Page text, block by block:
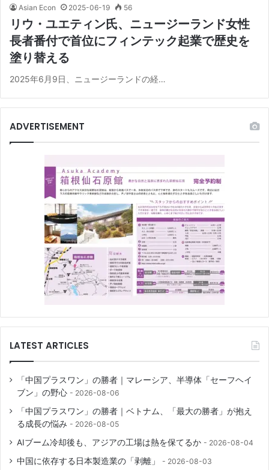
Asian Econ 2025-06-19 56
リウ・ユエティン氏、ニュージーランド女性
長者番付で首位にフィンテック起業で歴史を
塗り替える
2025年6月9日、ニュージーランドの経…
ADVERTISEMENT
LATEST ARTICLES
「中国プラスワン」の勝者｜マレーシア、半導体「セーフヘイ
ブン」の野心
2026-08-06
「中国プラスワン」の勝者｜ベトナム、「最大の勝者」が抱え
る成長の悩み
2026-08-05
AIブーム冷却後も、アジアの工場は熱を保てるか 2026-08-04
中国に依存する日本製造業の「剥離」 2026-08-03